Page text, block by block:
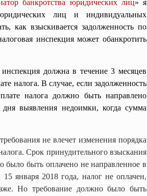
банкротства юридических лиц» я
лиц и индивидуальных
как взыскивается задолженность по
инспекция может обанкротить
должна в течение 3 месяцев
налога. В случае, если задолженность
налога должно быть направлено
выявления недоимки, когда сумма
не влечет изменения порядка
Срок принудительного взыскания
было быть оплачено не направленное в
января 2018 года, налог не оплачен,
Но требование должно было быть